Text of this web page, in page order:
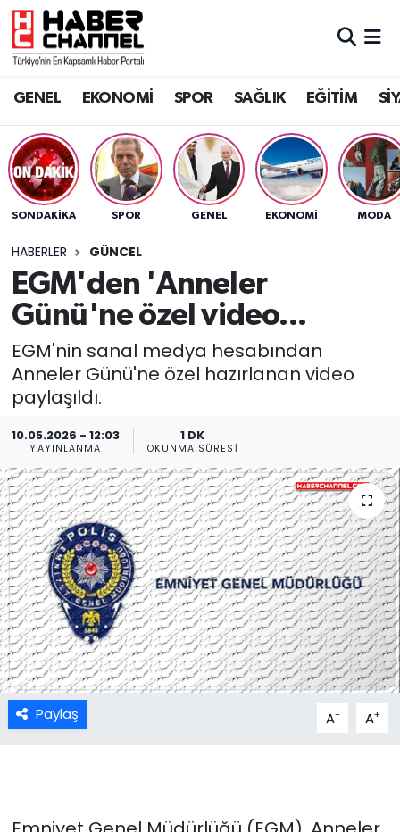
GENEL EKONOMİ SPOR SAĞLIK EĞİTİM
SONDAKIKA SPOR GENEL EKONOMİ MODA
HABERLER GÜNCEL
EGM'den 'Anneler
Günü'ne özel video...
EGM'nin sanal medya hesabından
Anneler Günü'ne özel hazırlanan video
paylaşıldı.
10.05.2026 - 12:03
YAYINLANMA
1 DK
OKUNMA SÜRESI
Paylaş A- A+
GENEL
SPOR
SAĞLIK
EĞİTİM
SİYASET
MAGAZİN
Nöbetçi Eczaneler
Trafik Durumu
Süper Lig Puan Durumu ve Fikstür
Tüm Manşetler
Son Dakika Haberleri
Haber Arşivi